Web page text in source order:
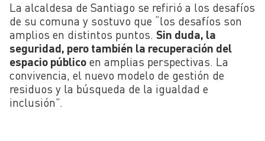
La alcaldesa de Santiago se refirió a los desafíos
de su comuna y sostuvo que “los desafíos son
amplios en distintos puntos. Sin duda, la
seguridad, pero también la recuperación del
espacio público en amplias perspectivas. La
convivencia, el nuevo modelo de gestión de
residuos y la búsqueda de la igualdad e
inclusión”.